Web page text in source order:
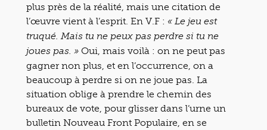
plus près de la réalité, mais une citation de
l’œuvre vient à l’esprit. En V.F : « Le jeu est
truqué. Mais tu ne peux pas perdre si tu ne
joues pas. » Oui, mais voilà : on ne peut pas
gagner non plus, et en l’occurrence, on a
beaucoup à perdre si on ne joue pas. La
situation oblige à prendre le chemin des
bureaux de vote, pour glisser dans l’urne un
bulletin Nouveau Front Populaire, en se